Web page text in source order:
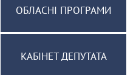
ОБЛАСНІ ПРОГРАМИ
КАБІНЕТ ДЕПУТАТА